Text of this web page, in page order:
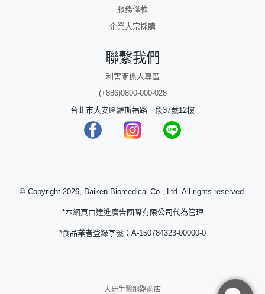
服務條款
企業大宗採購
聯繫我們
利害關係人專區
(+886)0800-000-028
台北市大安區羅斯福路三段37號12樓
© Copyright 2026, Daiken Biomedical Co., Ltd. All rights reserved.
*本網頁由達進廣告國際有限公司代為管理
*食品業者登錄字號：A-150784323-00000-0
大研生醫網路商店